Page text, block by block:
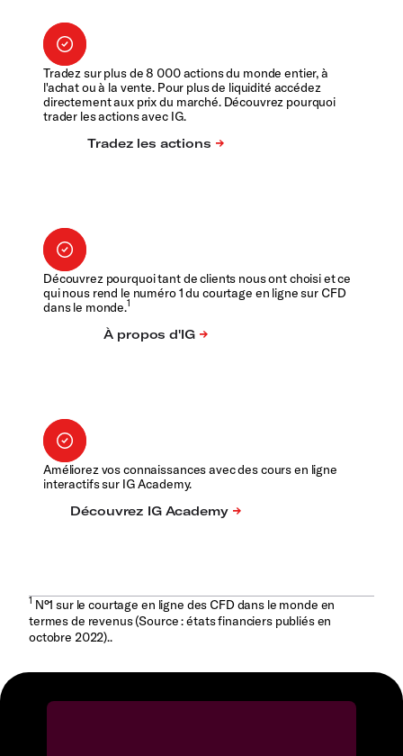
Tradez sur plus de 8 000 actions du monde entier, à
l'achat ou à la vente. Pour plus de liquidité accédez
directement aux prix du marché. Découvrez pourquoi
trader les actions avec IG.
Découvrez pourquoi tant de clients nous ont choisi et ce
qui nous rend le numéro 1 du courtage en ligne sur CFD
dans le monde.1
Améliorez vos connaissances avec des cours en ligne
interactifs sur IG Academy.
1N°1 sur le courtage en ligne des CFD dans le monde en
termes de revenus (Source : états financiers publiés en
octobre 2022)..